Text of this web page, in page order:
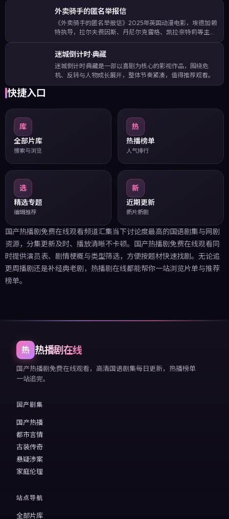
关键节点抛出出人意料的反转。影片收录关键词：当证人流
在线观看、美国战争、…
外卖骑手的匿名举报信
《外卖骑手的匿名举报信》2025年英国动漫电影，埃德加·赖
特执导，拉尔夫·费因斯、丹尼尔·克雷格、凯拉·奈特莉等主
城市群像，呈现时代背景下小人物的命运起伏。影片收录关
键词：外卖骑手的匿名举…
迷城倒计时·典藏
迷城倒计时·典藏是一部以喜剧为核心的影视作品，围绕危
机、反转与人物成长展开，整体节奏紧凑，值得推荐观看。
快捷入口
库
全部片库
搜索与浏览
热
热播榜单
人气排行
选
精选专题
编辑推荐
新
近期更新
新片新剧
国产热播剧免费在线观看频道汇集当下讨论度最高的国语剧集与网剧
资源，分集更新及时、播放清晰不卡顿。国产热播剧免费在线观看同
时提供演员表、剧情梗概与类型筛选，方便按题材快速找剧。无论追
更周播剧还是补经典老剧，热播剧在线都能帮你一站浏览片单与推荐
榜单。
热 热播剧在线
国产热播剧免费在线观看，高清国语剧集每日更新，热播榜单
一站追完。
国产剧集
国产热播
都市言情
古装传奇
悬疑涉案
家庭伦理
站点导航
全部片库